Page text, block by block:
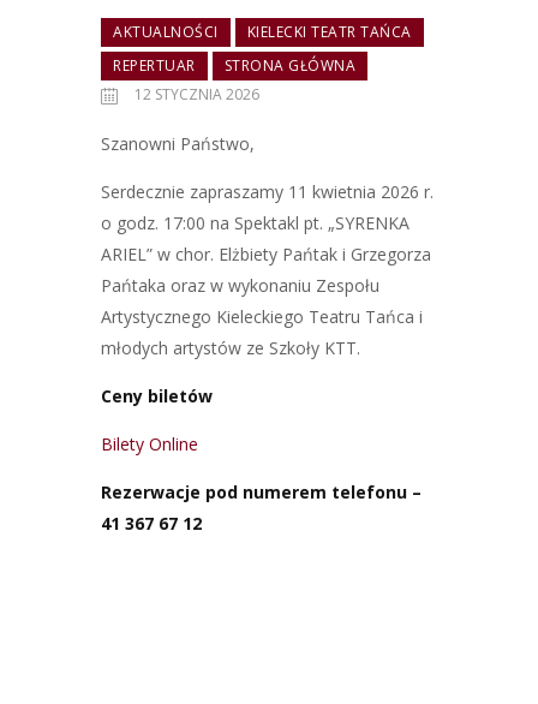
AKTUALNOŚCI
KIELECKI TEATR TAŃCA
REPERTUAR
STRONA GŁÓWNA
12 STYCZNIA 2026
Szanowni Państwo,
Serdecznie zapraszamy 11 kwietnia 2026 r.
o godz. 17:00 na Spektakl pt. „SYRENKA
ARIEL” w chor. Elżbiety Pańtak i Grzegorza
Pańtaka oraz w wykonaniu Zespołu
Artystycznego Kieleckiego Teatru Tańca i
młodych artystów ze Szkoły KTT.
Ceny biletów
Bilety Online
Rezerwacje pod numerem telefonu –
41 367 67 12